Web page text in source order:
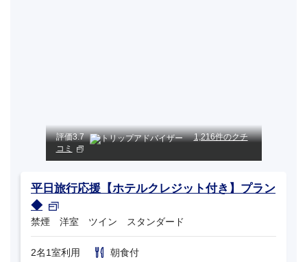
評価3.7
1,216件のクチ
コミ
平日旅行応援【ホテルクレジット付き】プラン
◆
禁煙 洋室 ツイン スタンダード
2名1室利用
朝食付